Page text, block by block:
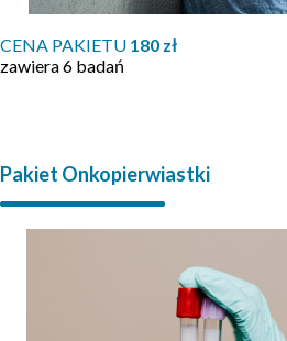
CENA PAKIETU 180 zł
zawiera 6 badań
Pakiet Onkopierwiastki